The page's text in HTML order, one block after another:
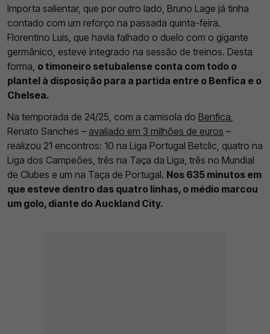
Importa salientar, que por outro lado, Bruno Lage já tinha
contado com um reforço na passada quinta-feira.
Florentino Luís, que havia falhado o duelo com o gigante
germânico, esteve integrado na sessão de treinos. Desta
forma, o timoneiro setubalense conta com todo o
plantel à disposição para a partida entre o Benfica e o
Chelsea.
Na temporada de 24/25, com a camisola do Benfica,
Renato Sanches – avaliado em 3 milhões de euros –
realizou 21 encontros: 10 na Liga Portugal Betclic, quatro na
Liga dos Campeões, três na Taça da Liga, três no Mundial
de Clubes e um na Taça de Portugal. Nos 635 minutos em
que esteve dentro das quatro linhas, o médio marcou
um golo, diante do Auckland City.